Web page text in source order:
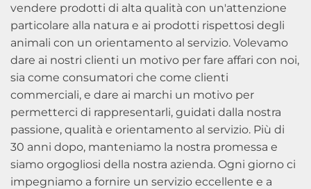
vendere prodotti di alta qualità con un'attenzione
particolare alla natura e ai prodotti rispettosi degli
animali con un orientamento al servizio. Volevamo
dare ai nostri clienti un motivo per fare affari con noi,
sia come consumatori che come clienti
commerciali, e dare ai marchi un motivo per
permetterci di rappresentarli, guidati dalla nostra
passione, qualità e orientamento al servizio. Più di
30 anni dopo, manteniamo la nostra promessa e
siamo orgogliosi della nostra azienda. Ogni giorno ci
impegniamo a fornire un servizio eccellente e a